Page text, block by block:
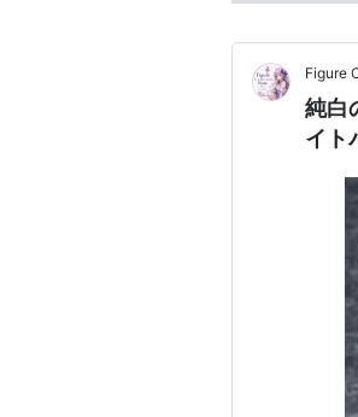
る。
アルス
北海道大学
ジを経て現
Figure
純白
イト